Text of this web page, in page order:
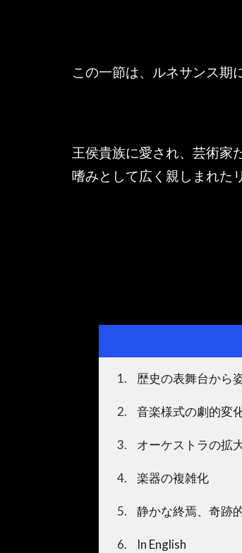
この一節は、ルネサンス期
王侯貴族に愛され、芸術家
嗜みとして広く親しまれた
1 歴史の表舞台から
2 音楽様式の劇的変
3 オーケストラの拡
4 楽器の複雑化
5 静かな終焉、奇跡
6 In English